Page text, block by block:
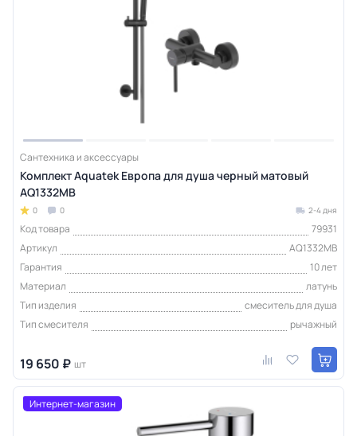
Сантехника и аксессуары
Комплект Aquatek Европа для душа черный матовый
AQ1332MB
0 0 2-4 дня
Код товара
79931
Артикул
AQ1332MB
Гарантия
10 лет
Материал
латунь
Тип изделия
смеситель для душа
Тип смесителя
рычажный
19 650 ₽ шт
Интернет-магазин